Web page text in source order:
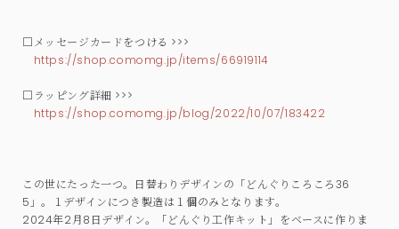
□メッセージカードをつける >>>
https://shop.comomg.jp/items/66919114
□ラッピング詳細 >>>
https://shop.comomg.jp/blog/2022/10/07/183422
この世にたった一つ。日替わりデザインの「どんぐりころころ36
5」。１デザインにつき製造は１個のみとなります。
2024年2月8日デザイン。「どんぐり工作キット」をベースに作りま